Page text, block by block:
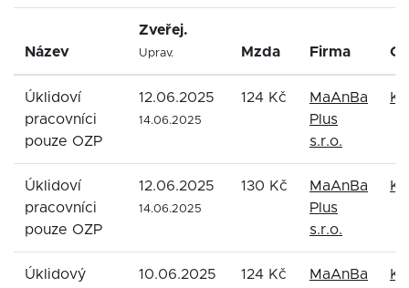
Název
Zveřej.
Uprav. Mzda Firma
Úklidoví
pracovníci
pouze OZP
12.06.2025
14.06.2025
124 Kč
MaAnBa
Plus
s.r.o.
Úklidoví
pracovníci
pouze OZP
12.06.2025
14.06.2025
130 Kč
MaAnBa
Plus
s.r.o.
Úklidový
10.06.2025 124 Kč
MaAnBa